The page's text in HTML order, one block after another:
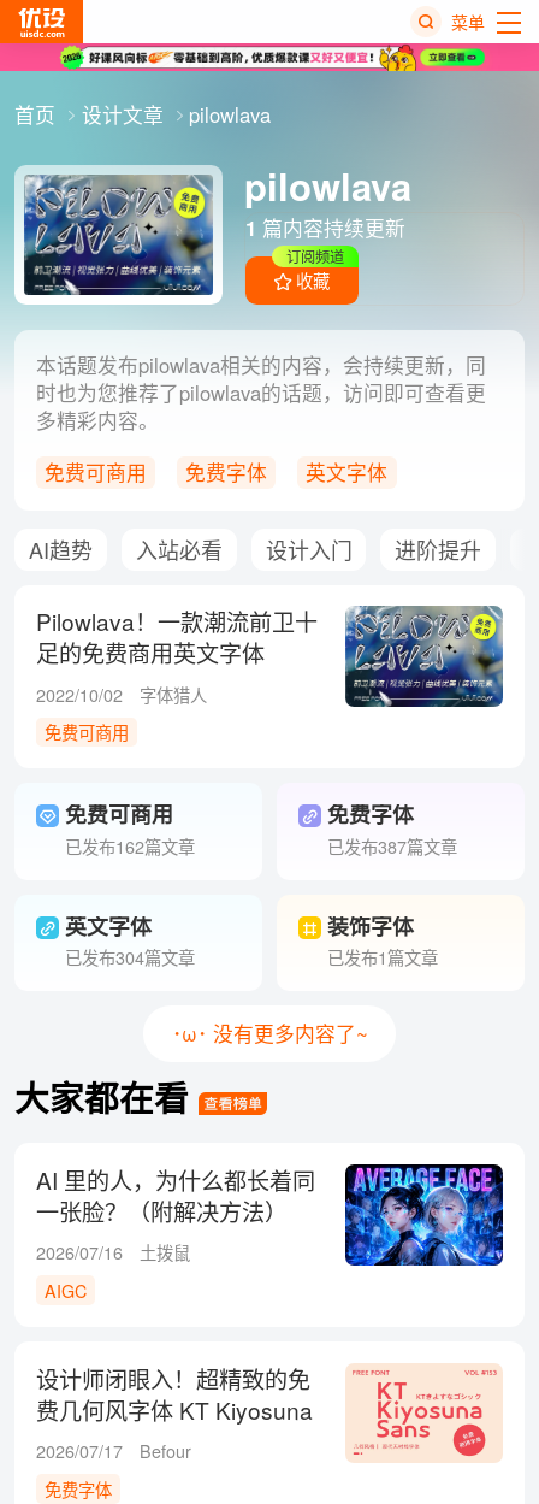
菜单
首页 设计文章 pilowlava
pilowlava
1 篇内容持续更新
收藏
订阅频道
本话题发布pilowlava相关的内容，会持续更新，同
时也为您推荐了pilowlava的话题，访问即可查看更
多精彩内容。
免费可商用
免费字体
英文字体
AI趋势 入站必看 设计入门 进阶提升
Pilowlava！一款潮流前卫十
足的免费商用英文字体
2022/10/02
字体猎人
免费可商用
免费可商用
已发布162篇文章
免费字体
已发布387篇文章
英文字体
已发布304篇文章
装饰字体
已发布1篇文章
･ω･ 没有更多内容了~
大家都在看
AI 里的人，为什么都长着同
一张脸？（附解决方法）
2026/07/16
土拨鼠
AIGC
设计师闭眼入！超精致的免
费几何风字体 KT Kiyosuna
Sans 来了！
2026/07/17
Befour
免费字体